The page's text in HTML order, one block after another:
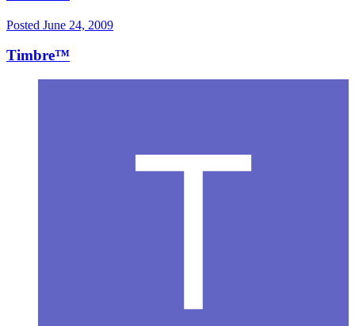
Posted June 24, 2009
Timbre™